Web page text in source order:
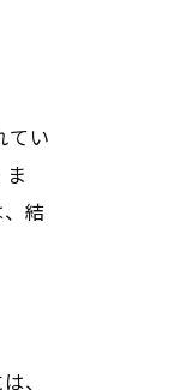
てい
結
、